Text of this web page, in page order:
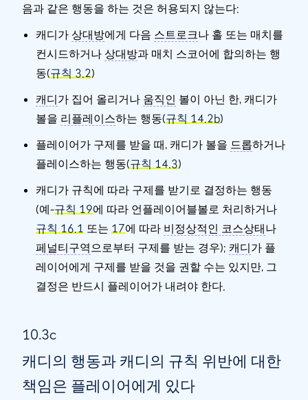
음과 같은 행동을 하는 것은 허용되지 않는다:
캐디가 상대방에게 다음 스트로크나 홀 또는 매치를
컨시드하거나 상대방과 매치 스코어에 합의하는 행
동(규칙 3.2)
캐디가 집어 올리거나 움직인 볼이 아닌 한, 캐디가
볼을 리플레이스하는 행동(규칙 14.2b)
플레이어가 구제를 받을 때, 캐디가 볼을 드롭하거나
플레이스하는 행동(규칙 14.3)
캐디가 규칙에 따라 구제를 받기로 결정하는 행동
(예-규칙 19에 따라 언플레이어블볼로 처리하거나
규칙 16.1 또는 17에 따라 비정상적인 코스상태나
페널티구역 으로부터 구제를 받는 경우); 캐디가 플
레이어에게 구제를 받을 것을 권할 수는 있지만, 그
결정은 반드시 플레이어가 내려야 한다.
10.3c
캐디의 행동과 캐디의 규칙 위반에 대한
책임은 플레이어에게 있다